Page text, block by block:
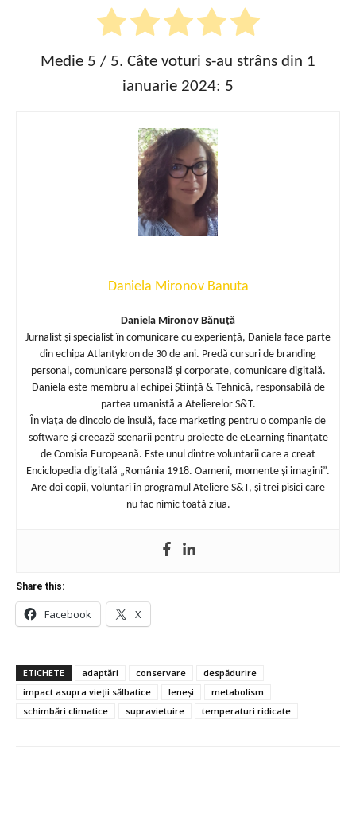
Medie 5 / 5. Câte voturi s-au strâns din 1
ianuarie 2024: 5
Daniela Mironov Banuta
Daniela Mironov Bănuță
Jurnalist și specialist în comunicare cu experiență, Daniela face parte
din echipa Atlantykron de 30 de ani. Predă cursuri de branding
personal, comunicare personală și corporate, comunicare digitală.
Daniela este membru al echipei Știință & Tehnică, responsabilă de
partea umanistă a Atelierelor S&T.
În viața de dincolo de insulă, face marketing pentru o companie de
software și creează scenarii pentru proiecte de eLearning finanțate
de Comisia Europeană. Este unul dintre voluntarii care a creat
Enciclopedia digitală „România 1918. Oameni, momente și imagini”.
Are doi copii, voluntari în programul Ateliere S&T, și trei pisici care
nu fac nimic toată ziua.
Share this:
Facebook X
ETICHETE adaptări conservare
despădurire
impact asupra vieții sălbatice
leneși
metabolism
schimbări climatice
supravietuire temperaturi ridicate